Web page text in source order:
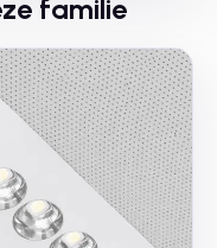
familie